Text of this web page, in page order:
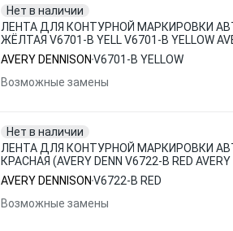
Нет в наличии
ЛЕНТА ДЛЯ КОНТУРНОЙ МАРКИРОВКИ
ЖЁЛТАЯ V6701-B YELL V6701-B YELLOW
AVERY DENNISON V6701-B YELLOW
Возможные замены
Нет в наличии
ЛЕНТА ДЛЯ КОНТУРНОЙ МАРКИРОВКИ
КРАСНАЯ (AVERY DENN V6722-B RED AVERY
AVERY DENNISON V6722-B RED
Возможные замены